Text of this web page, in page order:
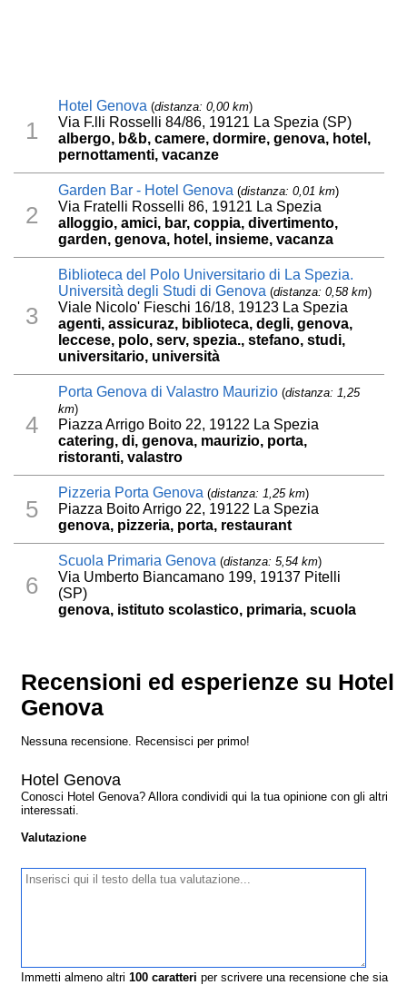
1
Hotel Genova (distanza: 0,00 km)
Via F.lli Rosselli 84/86, 19121 La Spezia (SP)
albergo, b&b, camere, dormire, genova, hotel,
pernottamenti, vacanze
2
Garden Bar - Hotel Genova (distanza: 0,01 km)
Via Fratelli Rosselli 86, 19121 La Spezia
alloggio, amici, bar, coppia, divertimento,
garden, genova, hotel, insieme, vacanza
3
Biblioteca del Polo Universitario di La Spezia.
Università degli Studi di Genova (distanza: 0,58 km)
Viale Nicolo' Fieschi 16/18, 19123 La Spezia
agenti, assicuraz, biblioteca, degli, genova,
leccese, polo, serv, spezia., stefano, studi,
universitario, università
4
Porta Genova di Valastro Maurizio (distanza: 1,25
km)
Piazza Arrigo Boito 22, 19122 La Spezia
catering, di, genova, maurizio, porta,
ristoranti, valastro
5
Pizzeria Porta Genova (distanza: 1,25 km)
Piazza Boito Arrigo 22, 19122 La Spezia
genova, pizzeria, porta, restaurant
6
Scuola Primaria Genova (distanza: 5,54 km)
Via Umberto Biancamano 199, 19137 Pitelli
(SP)
genova, istituto scolastico, primaria, scuola
Recensioni ed esperienze su Hotel
Genova
Nessuna recensione. Recensisci per primo!
Hotel Genova
Conosci Hotel Genova? Allora condividi qui la tua opinione con gli altri
interessati.
Valutazione
Immetti almeno altri100 caratteri per scrivere una recensione che sia